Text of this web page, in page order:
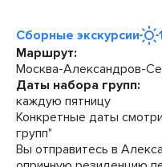
Сборные экскурсии
Маршрут:
Москва-Александров-
Даты набора групп:
каждую пятницу
Конкретные даты
групп"
Вы отправитесь в